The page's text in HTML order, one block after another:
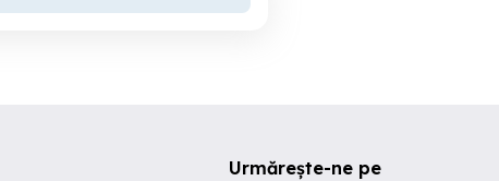
Urmărește-ne pe